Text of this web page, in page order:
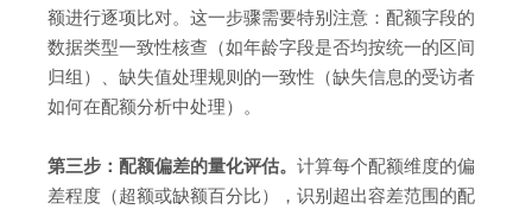
额进行逐项比对。这一步骤需要特别注意：配额字段的
数据类型一致性核查（如年龄字段是否均按统一的区间
归组）、缺失值处理规则的一致性（缺失信息的受访者
如何在配额分析中处理）。
第三步：配额偏差的量化评估。 计算每个配额维度的偏
差程度（超额或缺额百分比），识别超出容差范围的配